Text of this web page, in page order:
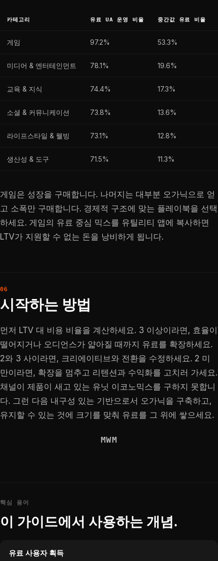
카테고리 유료 UA 운영 비율 중간값 유료 비율
게임 97.2% 53.3%
미디어 & 엔터테인먼트 78.1% 19.6%
교육 & 지식 74.4% 17.3%
소셜 & 커뮤니케이션 73.8% 13.6%
라이프스타일 & 웰빙 73.1% 12.8%
생산성 & 도구 71.5% 11.3%
게임은 성장을 구매합니다. 나머지는 대부분 오가닉으로 얻
고 소폭만 구매합니다. 경제적 구조에 맞는 플레이북을 선택
하세요. 게임의 유료 중심 믹스를 유틸리티 앱에 복사하면
LTV가 지원할 수 없는 돈을 낭비하게 됩니다.
시작하는 방법
먼저 LTV 대 비용 비율을 계산하세요. 3 이상이라면, 효율이
떨어지거나 오디언스가 얇아질 때까지 유료를 확장하세요.
2와 3 사이라면, 크리에이티브와 전환을 수정하세요. 2 미
만이라면, 확장을 멈추고 리텐션과 수익화를 고치러 가세요.
채널이 제품이 새고 있는 유닛 이코노믹스를 구하지 못합니
다. 그런 다음 내구성 있는 기반으로서 오가닉을 구축하고,
유지할 수 있는 것에 크기를 맞춰 유료를 그 위에 쌓으세요.
MWM
핵심 용어
이 가이드에서 사용하는 개념.
유료 사용자 획득